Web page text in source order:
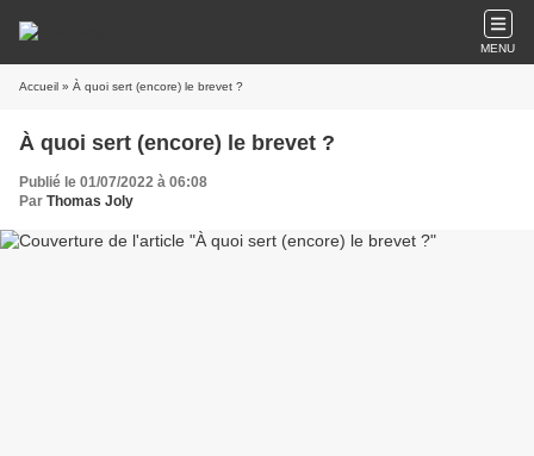
MENU
Accueil » À quoi sert (encore) le brevet ?
À quoi sert (encore) le brevet ?
Publié le 01/07/2022 à 06:08
Par Thomas Joly